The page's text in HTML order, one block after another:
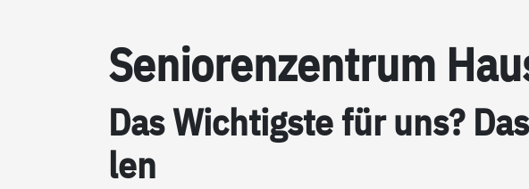
Se­nio­ren­zen­trum
Das Wich­tigs­te für uns?
len